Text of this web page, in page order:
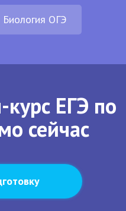
Биология ОГЭ
ЕГЭ по
сейчас